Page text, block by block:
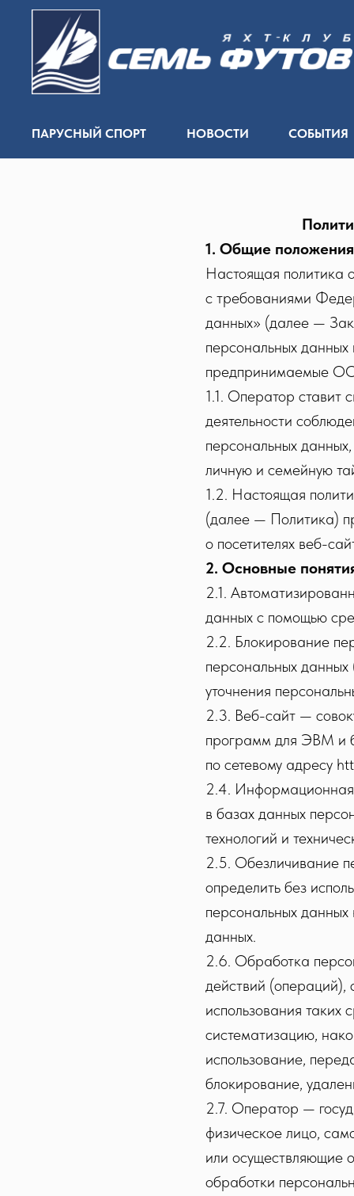
ПАРУСНЫЙ СПОРТ СОБЫТИЯ
НОВОСТИ
1. Общие положения
Настоящая политика
с требованиями
данных» (далее —
персональных
предпринимаемые
1.1. Оператор ставит
деятельности
персональных
личную и семейную
1.2. Настоящая
(далее — Политика)
о посетителях веб-
2. Основные
2.1.
данных с помощью
2.2. Блокирование
персональных
уточнения
2.3. Веб-сайт —
программ для ЭВМ и
по сетевому адресу
2.4. Информационная
в базах данных
технологий и
2.5. Обезличивание
определить без
персональных данных
данных.
2.6. Обработка
действий (операций),
использования таких
систематизацию,
использование,
блокирование,
2.7. Оператор —
физическое лицо,
или осуществляющие
обработки